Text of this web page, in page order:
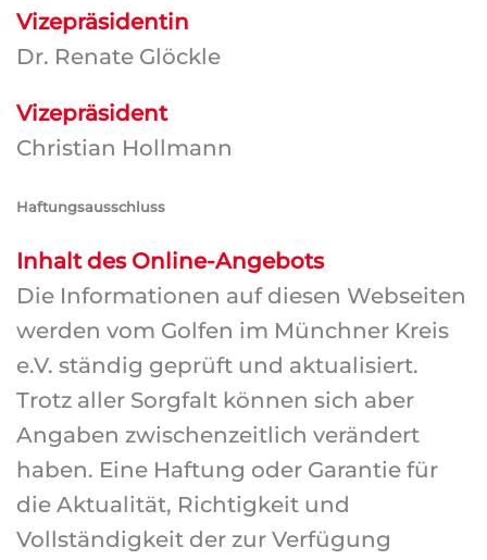
Vizepräsidentin
Dr. Renate Glöckle
Vizepräsident
Christian Hollmann
Haftungsausschluss
Inhalt des Online-Angebots
Die Informationen auf diesen Webseiten
werden vom Golfen im Münchner Kreis
e.V. ständig geprüft und aktualisiert.
Trotz aller Sorgfalt können sich aber
Angaben zwischenzeitlich verändert
haben. Eine Haftung oder Garantie für
die Aktualität, Richtigkeit und
Vollständigkeit der zur Verfügung